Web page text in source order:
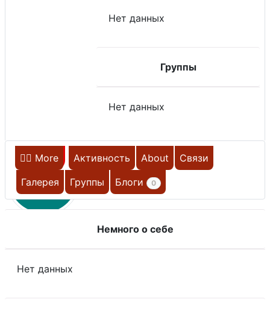
Д
Нет данных
Группы
Нет данных
Главная Активность About
Связи
Галерея
Группы Блоги 0
More
Немного о себе
Нет данных